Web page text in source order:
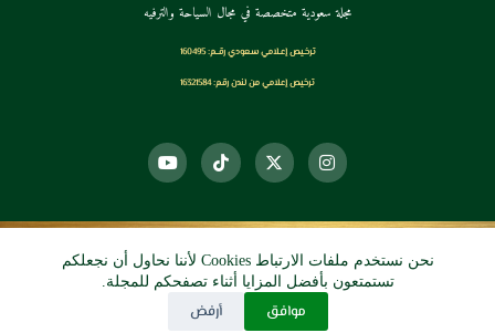
نحن نستخدم ملفات الارتباط Cookies لأننا نحاول أن نجعلكم
تستمتعون بأفضل المزايا أثناء تصفحكم للمجلة.
موافق أرفض
مجلة سعودية متخصصة في مجال السياحة والترفيه
ترخـيص إعـلامي سـعودي رقــم: 160495
ترخيص إعلامي من لندن رقم: 16321584
© 2026 دي آرو الرقمي
جميع الحقوق محفوظة.